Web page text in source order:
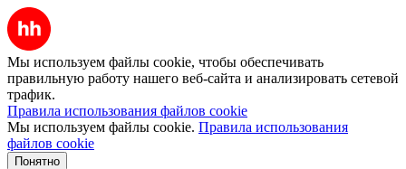
Мы используем файлы cookie, чтобы обеспечивать
правильную работу нашего веб-сайта и анализировать сетевой
трафик.
Правила использования файлов cookie
Мы используем файлы cookie. Правила использования
файлов cookie
Понятно